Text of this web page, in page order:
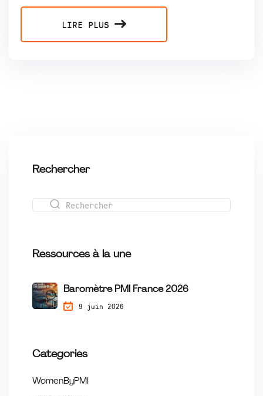
LIRE PLUS
Rechercher
Ressources à la une
Baromètre PMI France 2026
9 juin 2026
Categories
WomenByPMI